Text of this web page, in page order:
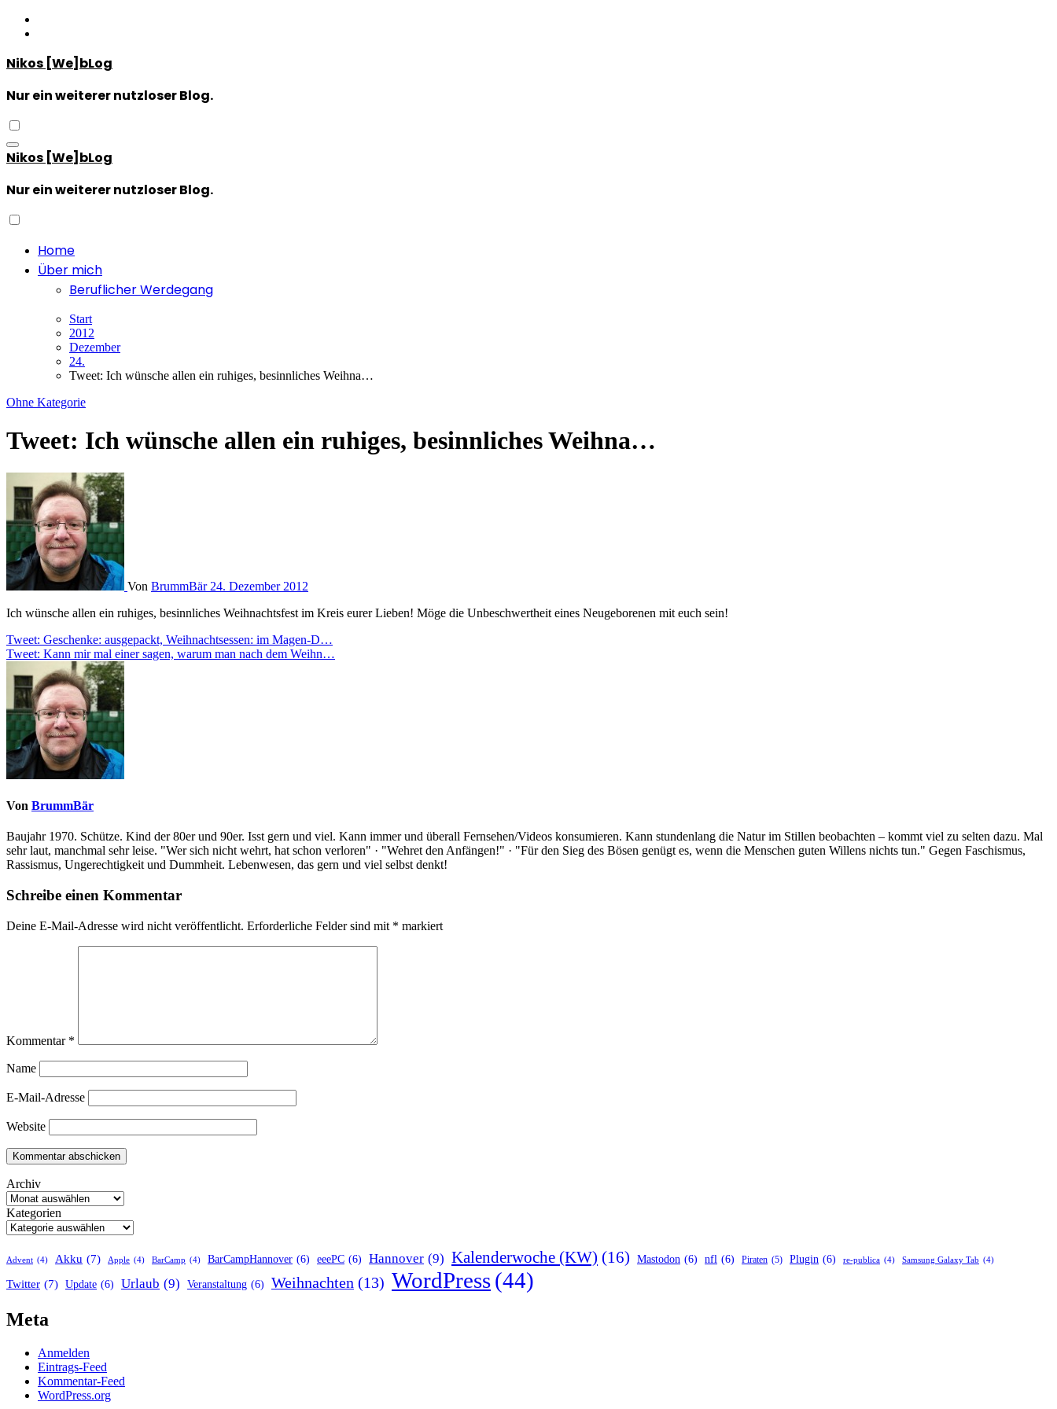
Zum
Inhalt
Nikos [We]bLog
Nur ein weiterer nutzloser Blog.
Nikos [We]bLog
Nur ein weiterer nutzloser Blog.
Home
Über mich
Beruflicher Werdegang
Start
2012
Dezember
24.
Tweet: Ich wünsche allen ein ruhiges, besinnliches Weihna…
Ohne Kategorie
Tweet: Ich wünsche allen ein ruhiges, besinnliches Weihna…
Von BrummBär 24. Dezember 2012
Ich wünsche allen ein ruhiges, besinnliches Weihnachtsfest im Kreis eurer Lieben! Möge die Unbeschwertheit eines Neugeborenen mit euch sein!
Beitragsnavigation
Tweet: Geschenke: ausgepackt, Weihnachtsessen: im Magen-D…
Tweet: Kann mir mal einer sagen, warum man nach dem Weihn…
Von BrummBär
Baujahr 1970. Schütze. Kind der 80er und 90er. Isst gern und viel. Kann immer und überall Fernsehen/Videos konsumieren. Kann stundenlang die Natur im Stillen beobachten – kommt viel zu selten dazu. Mal
sehr laut, manchmal sehr leise. "Wer sich nicht wehrt, hat schon verloren" · "Wehret den Anfängen!" · "Für den Sieg des Bösen genügt es, wenn die Menschen guten Willens nichts tun." Gegen Faschismus,
Rassismus, Ungerechtigkeit und Dummheit. Lebenwesen, das gern und viel selbst denkt!
Schreibe einen Kommentar
Deine E-Mail-Adresse wird nicht veröffentlicht. Erforderliche Felder sind mit * markiert
Kommentar *
Name
E-Mail-Adresse
Website
Archiv
Kategorien
Advent (4) Akku (7) Apple (4) BarCamp (4) BarCampHannover (6) eeePC (6) Hannover (9) Kalenderwoche (KW) (16) Mastodon (6) nfl (6) Piraten (5) Plugin (6) re-publica (4) Samsung Galaxy Tab (4)
Twitter (7) Update (6) Urlaub (9) Veranstaltung (6) Weihnachten (13) WordPress(44)
Meta
Anmelden
Eintrags-Feed
Kommentar-Feed
WordPress.org